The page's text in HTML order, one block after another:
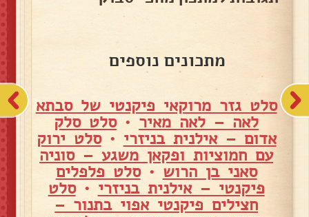
מתכונים נוספים
סלט גזר מרוקאי פיקנטי של סבתא
לאה – לאה מאיר •סלט סלק
אדום – אילנית בניזרי •סלט ירוק
עם חמוציות ופקאן משגע – סוניה
סאני בן הרוש •סלט פלפלים
פיקנטי – אילנית בניזרי •סלט
חצילים פיקנטי אפוי בתנור –